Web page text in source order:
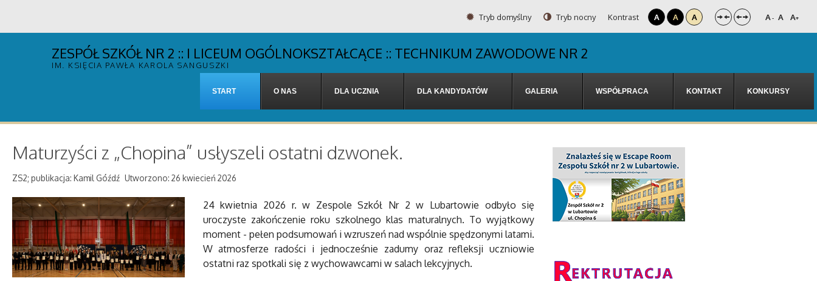
Tryb domyślny Tryb nocny Kontrast A A A A- A A+
ZESPÓŁ SZKÓŁ NR 2 :: I LICEUM OGÓLNOKSZTAŁCĄCE :: TECHNIKUM ZAWODOWE NR 2
IM. KSIĘCIA PAWŁA KAROLA SANGUSZKI
START O NAS DLA UCZNIA DLA KANDYDATÓW GALERIA WSPÓŁPRACA KONTAKT KONKURSY
Maturzyści z „Chopina” usłyszeli ostatni dzwonek.
ZS2; publikacja: Kamil Góźdź Utworzono: 26 kwiecień 2026
24 kwietnia 2026 r. w Zespole Szkół Nr 2 w Lubartowie odbyło się
uroczyste zakończenie roku szkolnego klas maturalnych. To wyjątkowy
moment - pełen podsumowań i wzruszeń nad wspólnie spędzonymi latami.
W atmosferze radości i jednocześnie zadumy oraz refleksji uczniowie
ostatni raz spotkali się z wychowawcami w salach lekcyjnych.